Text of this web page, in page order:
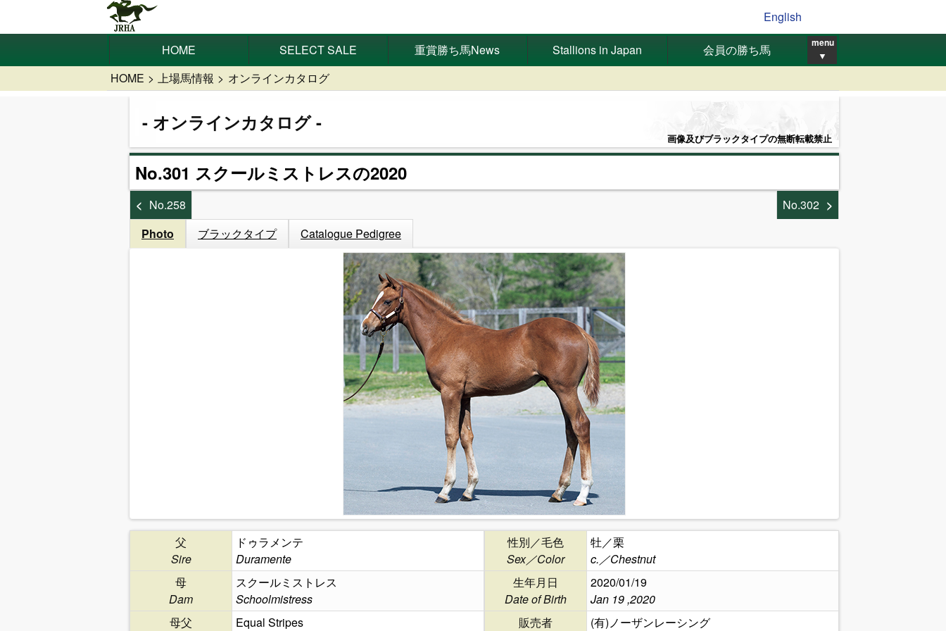
English
HOME SELECT SALE 重賞勝ち馬News Stallions in Japan 会員の勝ち馬 menu
▼
HOME 上場馬情報 オンラインカタログ
オンラインカタログ
画像及びブラックタイプの無断転載禁止
No.301 スクールミストレスの2020
No.258
No.302
Photo
ブラックタイプ Catalogue Pedigree
父
Sire
ドゥラメンテ
Duramente
母
Dam
スクールミストレス
Schoolmistress
母父
Equal Stripes
性別／毛色
Sex／Color
牡／栗
c.／Chestnut
生年月日
Date of Birth
2020/01/19
Jan 19 ,2020
販売者
(有)ノーザンレーシング